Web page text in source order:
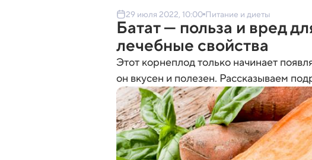
29 июля 2022, 10:00 Питание и диеты
Батат — польза и вред
лечебные свойства
Этот корнеплод только начинает
он вкусен и полезен. Рассказываем